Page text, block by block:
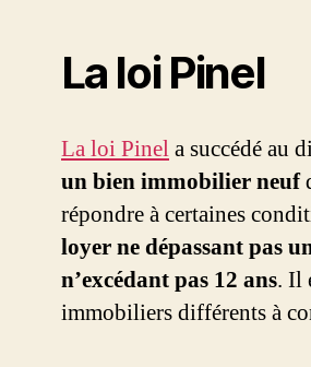
La loi Pinel
La loi Pinela succédé au
un bien immobilier neuf
répondre à certaines
loyer ne dépassant pas
n’excédant pas 12 ans. Il
immobiliers différents à